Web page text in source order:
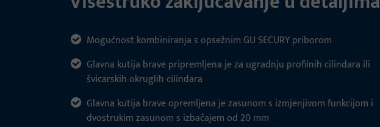
Mogućnost kombiniranja s opsežnim GU SECURY priborom
Glavna kutija brave pripremljena je za ugradnju profilnih cilindara ili
švicarskih okruglih cilindara
Glavna kutija brave opremljena je zasunom s izmjenjivom funkcijom i
dvostrukim zasunom s izbačajem od 20 mm